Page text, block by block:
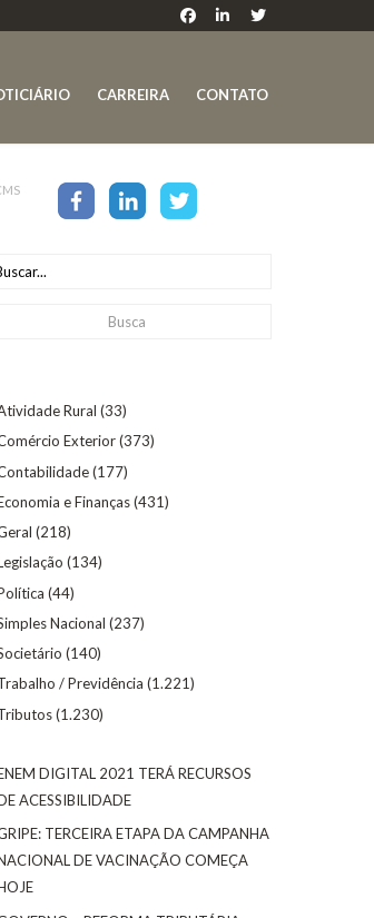
CARREIRA CONTATO
Rural (33)
Exterior(373)
(177)
e Finanças(431)
(218)
(134)
(44)
Nacional (237)
(140)
/ Previdência (1.221)
(1.230)
DIGITAL 2021 TERÁ RECURSOS
ACESSIBILIDADE
TERCEIRA ETAPA DA CAMPANHA
DE VACINAÇÃO COMEÇA